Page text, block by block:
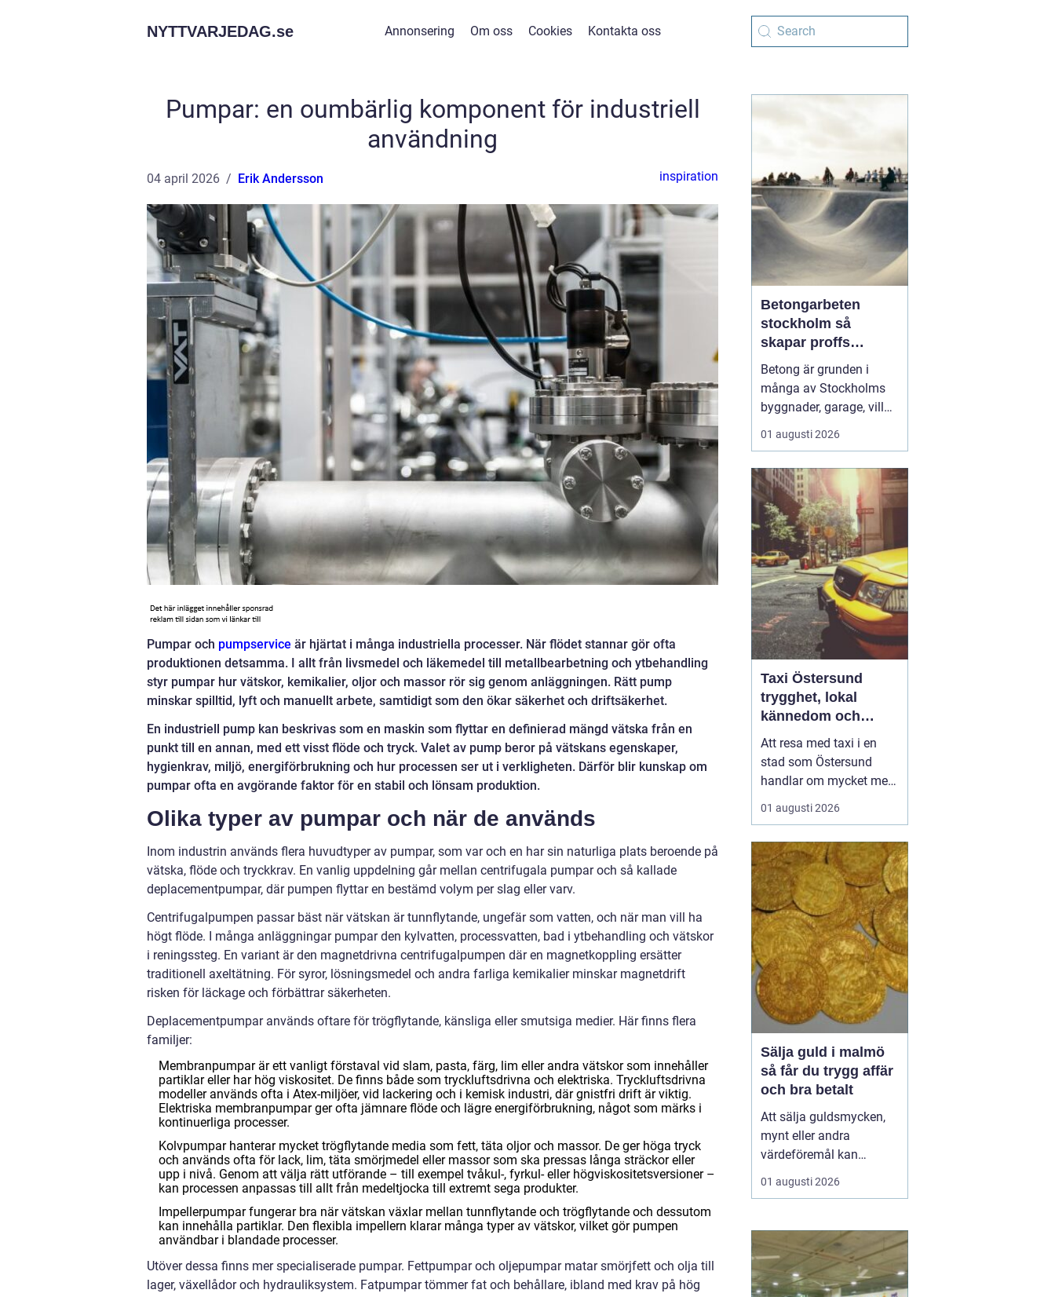
NYTTVARJEDAG.se Annonsering Om oss Cookies Kontakta oss
Pumpar: en oumbärlig komponent för industriell
användning
04 april 2026 Erik Andersson inspiration
Pumpar och pumpservice är hjärtat i många industriella processer. När flödet stannar gör ofta
produktionen detsamma. I allt från livsmedel och läkemedel till metallbearbetning och ytbehandling
styr pumpar hur vätskor, kemikalier, oljor och massor rör sig genom anläggningen. Rätt pump
minskar spilltid, lyft och manuellt arbete, samtidigt som den ökar säkerhet och driftsäkerhet.
En industriell pump kan beskrivas som en maskin som flyttar en definierad mängd vätska från en
punkt till en annan, med ett visst flöde och tryck. Valet av pump beror på vätskans egenskaper,
hygienkrav, miljö, energiförbrukning och hur processen ser ut i verkligheten. Därför blir kunskap om
pumpar ofta en avgörande faktor för en stabil och lönsam produktion.
Olika typer av pumpar och när de används
Inom industrin används flera huvudtyper av pumpar, som var och en har sin naturliga plats beroende på
vätska, flöde och tryckkrav. En vanlig uppdelning går mellan centrifugala pumpar och så kallade
deplacementpumpar, där pumpen flyttar en bestämd volym per slag eller varv.
Centrifugalpumpen passar bäst när vätskan är tunnflytande, ungefär som vatten, och när man vill ha
högt flöde. I många anläggningar pumpar den kylvatten, processvatten, bad i ytbehandling och vätskor
i reningssteg. En variant är den magnetdrivna centrifugalpumpen där en magnetkoppling ersätter
traditionell axeltätning. För syror, lösningsmedel och andra farliga kemikalier minskar magnetdrift
risken för läckage och förbättrar säkerheten.
Deplacementpumpar används oftare för trögflytande, känsliga eller smutsiga medier. Här finns flera
familjer:
Membranpumpar är ett vanligt förstaval vid slam, pasta, färg, lim eller andra vätskor som innehåller
partiklar eller har hög viskositet. De finns både som tryckluftsdrivna och elektriska. Tryckluftsdrivna
modeller används ofta i Atex-miljöer, vid lackering och i kemisk industri, där gnistfri drift är viktig.
Elektriska membranpumpar ger ofta jämnare flöde och lägre energiförbrukning, något som märks i
kontinuerliga processer.
Kolvpumpar hanterar mycket trögflytande media som fett, täta oljor och massor. De ger höga tryck
och används ofta för lack, lim, täta smörjmedel eller massor som ska pressas långa sträckor eller
upp i nivå. Genom att välja rätt utförande – till exempel tvåkul-, fyrkul- eller högviskositetsversioner –
kan processen anpassas till allt från medeltjocka till extremt sega produkter.
Impellerpumpar fungerar bra när vätskan växlar mellan tunnflytande och trögflytande och dessutom
kan innehålla partiklar. Den flexibla impellern klarar många typer av vätskor, vilket gör pumpen
användbar i blandade processer.
Utöver dessa finns mer specialiserade pumpar. Fettpumpar och oljepumpar matar smörjfett och olja till
lager, växellådor och hydrauliksystem. Fatpumpar tömmer fat och behållare, ibland med krav på hög
Betongarbeten
stockholm så
skapar proffs
hållbara
konstruktioner
Betong är grunden i
många av Stockholms
byggnader, garage, villor
och industrifastigheter.
När man pratar om
Stockholm handlar det
både om stabila grunder,
välgjutna stommar och
snygga ytor som håller
länge. För den som
planerar ett byg...
01 augusti 2026
Taxi Östersund
trygghet, lokal
kännedom och
smidiga resor året
runt
Att resa med taxi i en
stad som Östersund
handlar om mycket mer
än att bara ta sig från
punkt A till punkt B.
lokalkännedom och
tillgänglighet spelar stor
roll, särskilt i en region
där vintern är lång, snön
ligger djup och
avstånden i...
01 augusti 2026
Sälja guld i malmö
så får du trygg affär
och bra betalt
Att sälja guldsmycken,
mynt eller andra
värdeföremål kan
kännas både lockande
och osäkert på samma
smyckena är värda mer
än bara metallvärdet, hur
processen går till och
vilken köpare som går
01 augusti 2026